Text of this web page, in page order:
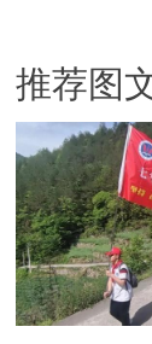
推荐图